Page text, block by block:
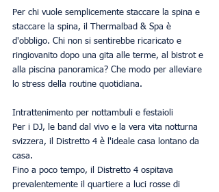
Per chi vuole semplicemente staccare la spina e
staccare la spina, il Thermalbad & Spa è
d'obbligo. Chi non si sentirebbe ricaricato e
ringiovanito dopo una gita alle terme, al bistrot e
alla piscina panoramica? Che modo per alleviare
lo stress della routine quotidiana.
Intrattenimento per nottambuli e festaioli
Per i DJ, le band dal vivo e la vera vita notturna
svizzera, il Distretto 4 è l'ideale casa lontano da
casa.
Fino a poco tempo, il Distretto 4 ospitava
prevalentemente il quartiere a luci rosse di